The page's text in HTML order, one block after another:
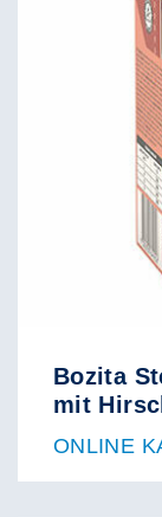
Bozita
mit
ONLINE